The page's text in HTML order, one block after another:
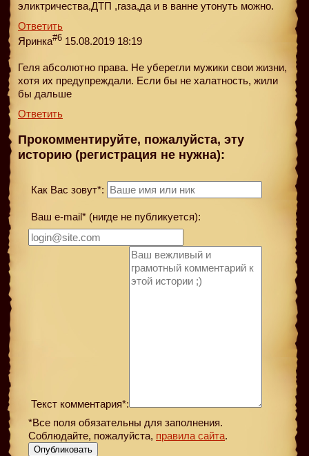
эликтричества,ДТП ,газа,да и в ванне утонуть можно.
Ответить
Яринка#6 15.08.2019 18:19
Геля абсолютно права. Не уберегли мужики свои жизни,
хотя их предупреждали. Если бы не халатность, жили
бы дальше
Ответить
Прокомментируйте, пожалуйста, эту
историю (регистрация не нужна):
Как Вас зовут*:
Ваш e-mail* (нигде не публикуется):
Текст комментария*:
*Все поля обязательны для заполнения.
Соблюдайте, пожалуйста, правила сайта.
Опубликовать